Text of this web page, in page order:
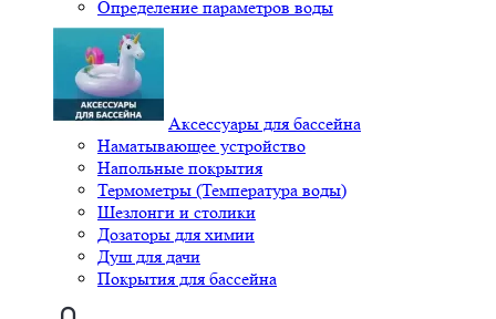
Определение параметров воды
Аксессуары для бассейна
Наматывающее устройство
Напольные покрытия
Термометры (Температура воды)
Шезлонги и столики
Дозаторы для химии
Душ для дачи
Покрытия для бассейна